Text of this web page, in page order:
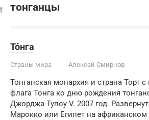
тонганцы
То́нга
Страны мира Алексей Смирнов
Тонганская монархия и страна Торт
флага Тонга ко дню рождения
Джорджа Тупоу V. 2007 год.
Марокко или Египет на африканском